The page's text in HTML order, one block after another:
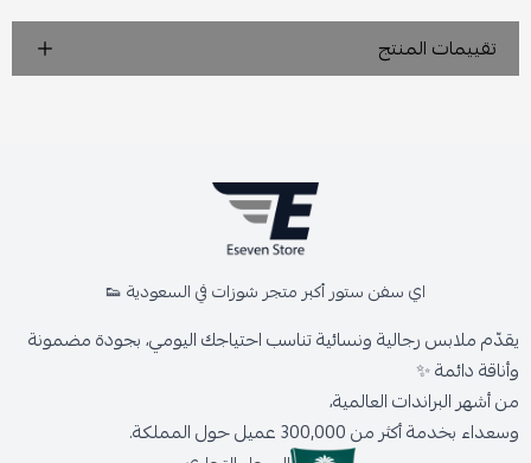
تقييمات المنتج
اي سفن ستور أكبر متجر شوزات في السعودية 👟
يقدّم ملابس رجالية ونسائية تناسب احتياجك اليومي، بجودة مضمونة
وأناقة دائمة ✨
من أشهر البراندات العالمية،
وسعداء بخدمة أكثر من 300,000 عميل حول المملكة.